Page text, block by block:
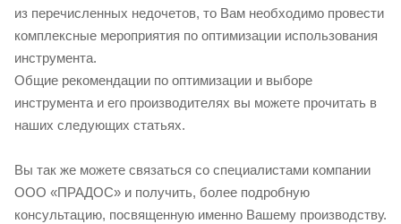
из перечисленных недочетов, то Вам необходимо провести
комплексные мероприятия по оптимизации использования
инструмента.
Общие рекомендации по оптимизации и выборе
инструмента и его производителях вы можете прочитать в
наших следующих статьях.
Вы так же можете связаться со специалистами компании
ООО «ПРАДОС» и получить, более подробную
консультацию, посвященную именно Вашему производству.